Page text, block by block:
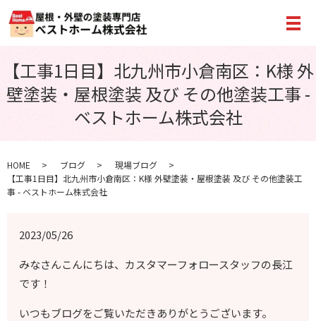
メ
【工事1日目】北九州市小倉南区：K様 外
壁塗装・屋根塗装 及び その他塗装工事 -
ベストホーム株式会社
HOME ブログ
現場ブログ
【工事1日目】北九州市小倉南区：K様 外壁塗装・屋根塗装 及び その他塗装工
事 - ベストホーム株式会社
2023/05/26
みなさんこんにちは、カスタマーフォロースタッフの長江
です！
いつもブログをご覧いただきありがとうございます。